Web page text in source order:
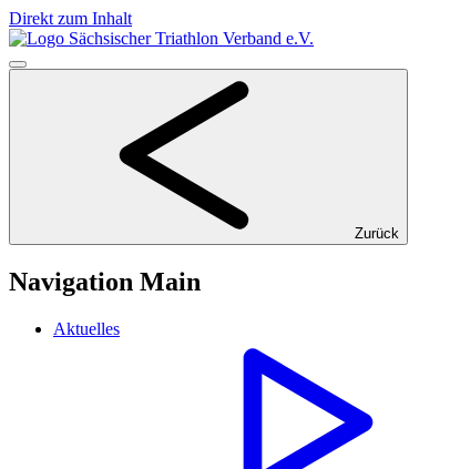
Direkt zum Inhalt
Zurück
Navigation Main
Aktuelles